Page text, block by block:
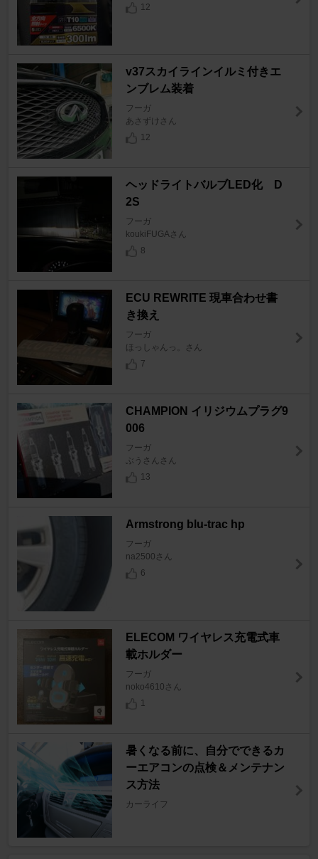
12
v37スカイラインイルミ付きエ
ンブレム装着
フーガ
あさずけさん
12
ヘッドライトバルブLED化 D
2S
フーガ
koukiFUGAさん
8
ECU REWRITE 現車合わせ書
き換え
フーガ
ほっしゃんっ。さん
7
CHAMPION イリジウムプラグ9
006
フーガ
ぶうさんさん
13
Armstrong blu-trac hp
フーガ
na2500さん
6
ELECOM ワイヤレス充電式車
載ホルダー
フーガ
noko4610さん
1
暑くなる前に、自分でできるカ
ーエアコンの点検＆メンテナン
ス方法
カーライフ